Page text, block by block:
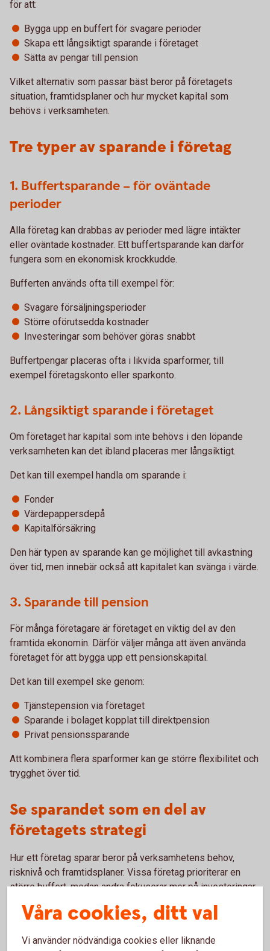
för att:
Bygga upp en buffert för svagare perioder
Skapa ett långsiktigt sparande i företaget
Sätta av pengar till pension
Vilket alternativ som passar bäst beror på företagets
situation, framtidsplaner och hur mycket kapital som
behövs i verksamheten.
Tre typer av sparande i företag
1. Buffertsparande – för oväntade
perioder
Alla företag kan drabbas av perioder med lägre intäkter
eller oväntade kostnader. Ett buffertsparande kan därför
fungera som en ekonomisk krockkudde.
Bufferten används ofta till exempel för:
Svagare försäljningsperioder
Större oförutsedda kostnader
Investeringar som behöver göras snabbt
Buffertpengar placeras ofta i likvida sparformer, till
exempel företagskonto eller sparkonto.
2. Långsiktigt sparande i företaget
Om företaget har kapital som inte behövs i den löpande
verksamheten kan det ibland placeras mer långsiktigt.
Det kan till exempel handla om sparande i:
Fonder
Värdepappersdepå
Kapitalförsäkring
Den här typen av sparande kan ge möjlighet till avkastning
över tid, men innebär också att kapitalet kan svänga i värde.
3. Sparande till pension
För många företagare är företaget en viktig del av den
framtida ekonomin. Därför väljer många att även använda
företaget för att bygga upp ett pensionskapital.
Det kan till exempel ske genom:
Tjänstepension via företaget
Sparande i bolaget kopplat till direktpension
Privat pensionssparande
Att kombinera flera sparformer kan ge större flexibilitet och
trygghet över tid.
Se sparandet som en del av
företagets strategi
Hur ett företag sparar beror på verksamhetens behov,
risknivå och framtidsplaner. Vissa företag prioriterar en
större buffert, medan andra fokuserar mer på investeringar
eller pensionssparande.
Genom att regelbundet se över företagets sparande kan du
skapa bättre förutsättningar både för verksamheten och för
Våra cookies, ditt val
Vi använder nödvändiga cookies eller liknande